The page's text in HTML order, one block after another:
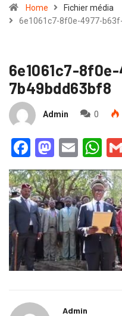
Home
Fichier média
6e1061c7-8f0e-4977-
6e1061c7-
7b49bdd63bf8
Admin 0
Facebook
Email
Admin